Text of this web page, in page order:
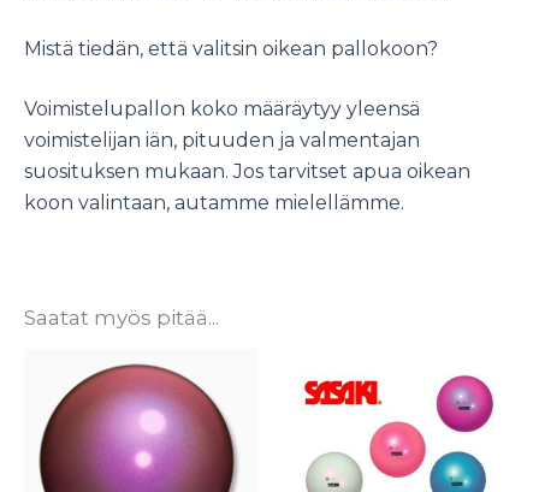
Mistä tiedän, että valitsin oikean pallokoon?
Voimistelupallon koko määräytyy yleensä
voimistelijan iän, pituuden ja valmentajan
suosituksen mukaan. Jos tarvitset apua oikean
koon valintaan, autamme mielellämme.
Saatat myös pitää...